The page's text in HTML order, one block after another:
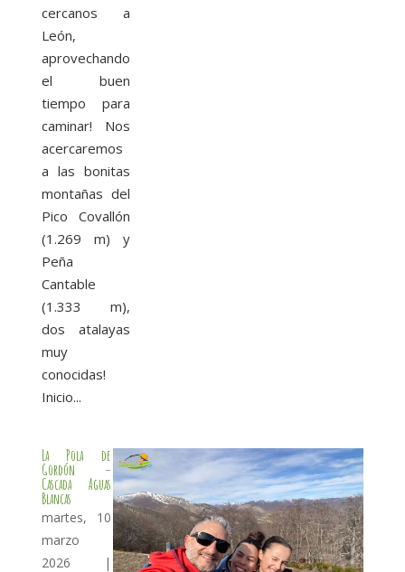
cercanos a
León,
aprovechando
el buen
tiempo para
caminar! Nos
acercaremos
a las bonitas
montañas del
Pico Covallón
(1.269 m) y
Peña
Cantable
(1.333 m),
dos atalayas
muy
conocidas!
Inicio...
La Pola de
Gordón –
Cascada Aguas
Blancas
martes, 10
marzo
2026 |